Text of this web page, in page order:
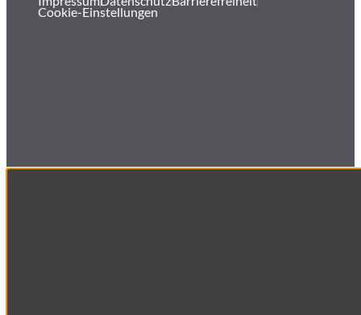
Cookie-Einstellungen